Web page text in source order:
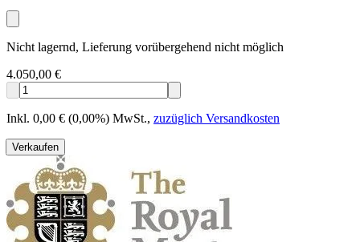
Nicht lagernd, Lieferung vorübergehend nicht möglich
4.050,00 €
Inkl. 0,00 € (0,00%) MwSt., zuzüglich Versandkosten
Verkaufen